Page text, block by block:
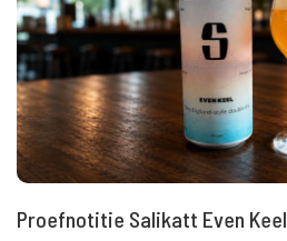
Proefnotitie Salikatt Even Keel